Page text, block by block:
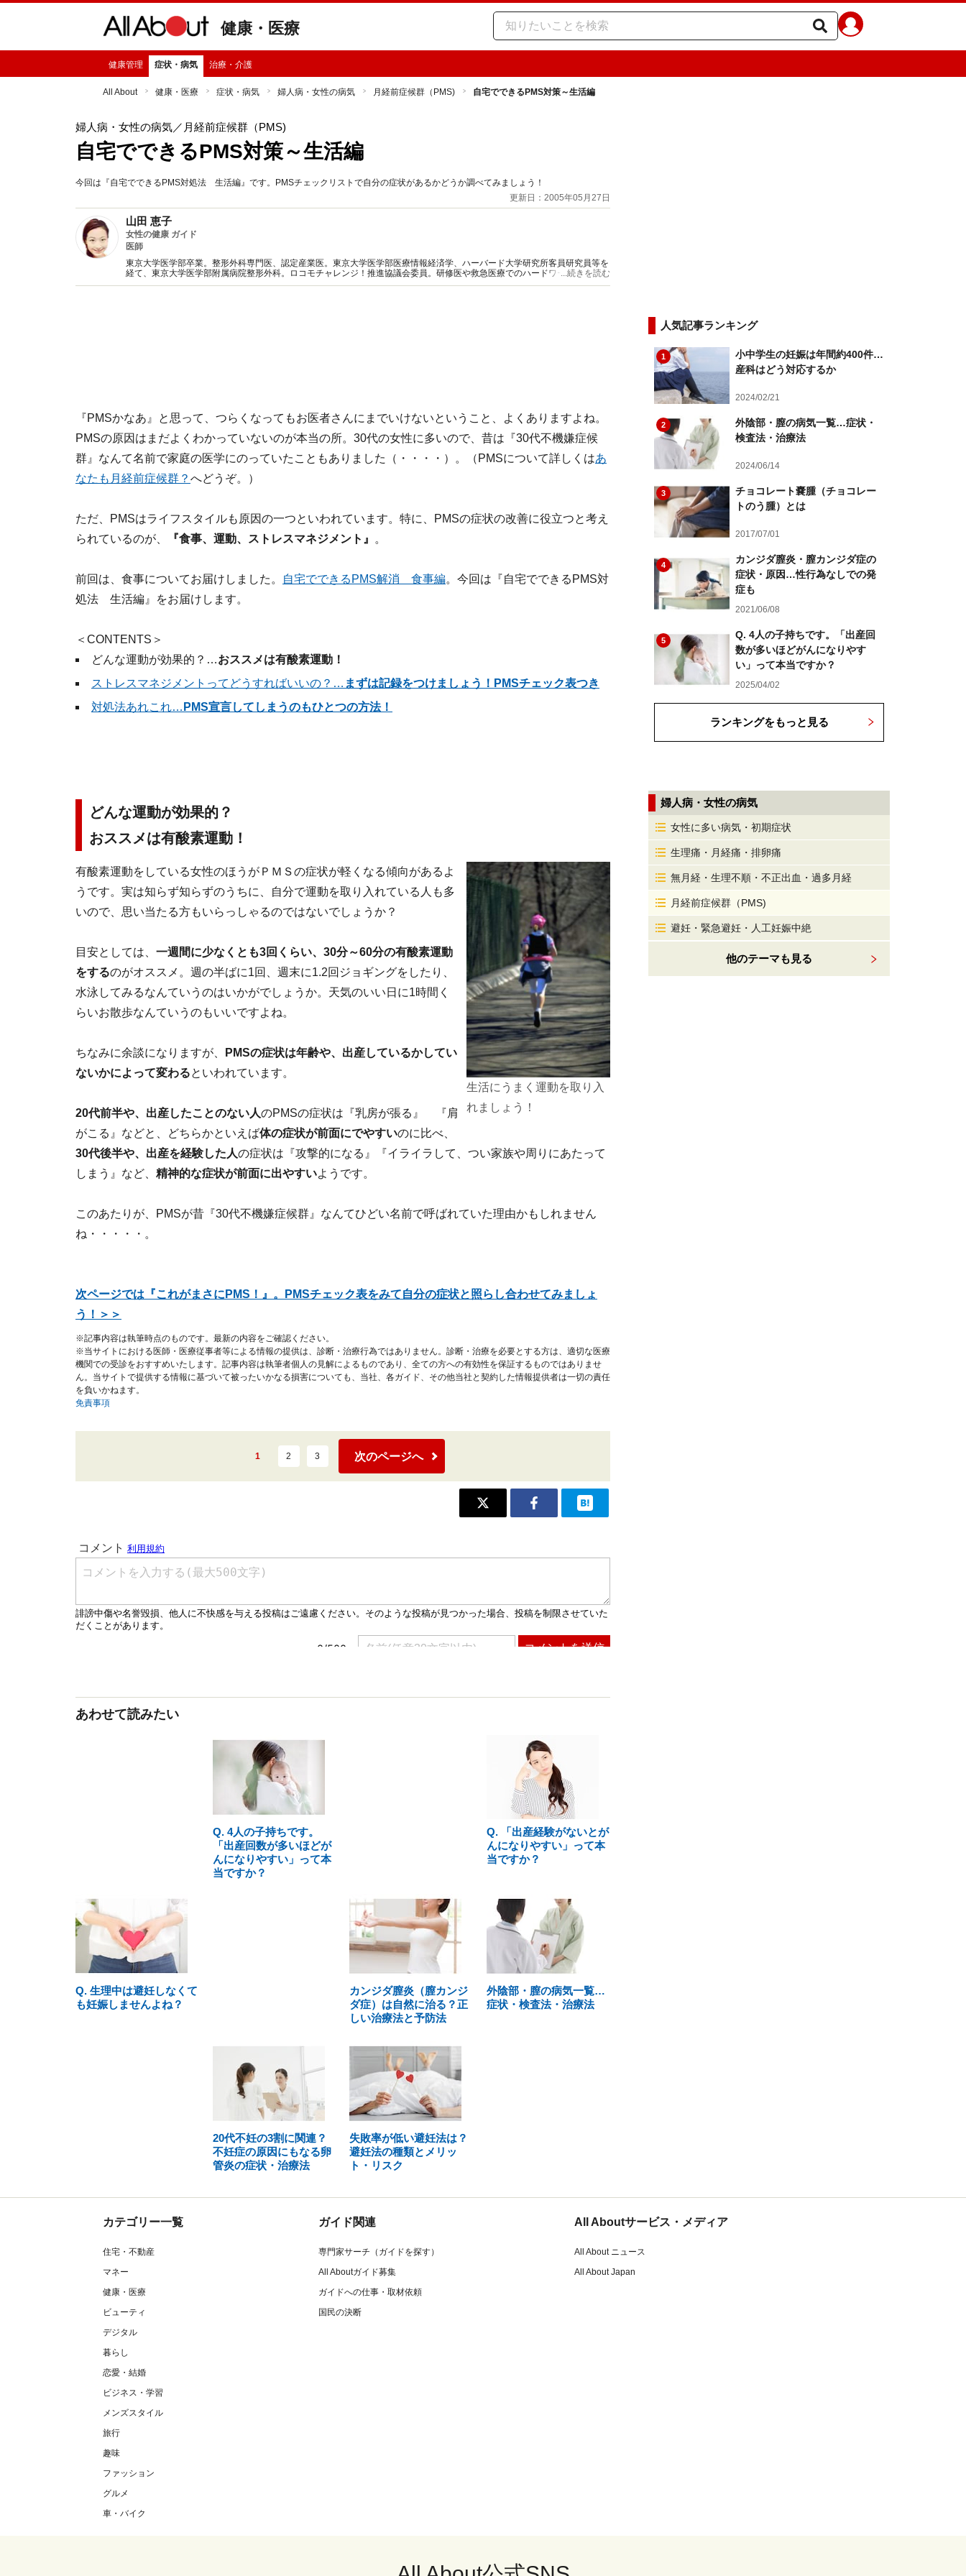
健康・医療
健康管理 症状・病気 治療・介護
All About 健康・医療 症状・病気 婦人病・女性の病気 月経前症候群（PMS) 自宅でできるPMS対策～生活編
婦人病・女性の病気／月経前症候群（PMS)
自宅でできるPMS対策～生活編
今回は『自宅でできるPMS対処法 生活編』です。PMSチェックリストで自分の症状があるかどうか調べてみましょう！
更新日：2005年05月27日
山田 恵子
女性の健康 ガイド
医師
東京大学医学部卒業。整形外科専門医、認定産業医。東京大学医学部医療情報経済学、ハーバード大学研究所客員研究員等を
経て、東京大学医学部附属病院整形外科。ロコモチャレンジ！推進協議会委員。研修医や救急医療でのハードワークで体を壊
してしまった経験を含め、現代社会で頑張る女性に役立つ健康情報をお届けします。
...続きを読む
『PMSかなあ』と思って、つらくなってもお医者さんにまでいけないということ、よくありますよね。
PMSの原因はまだよくわかっていないのが本当の所。30代の女性に多いので、昔は『30代不機嫌症候
群』なんて名前で家庭の医学にのっていたこともありました（・・・・）。（PMSについて詳しくはあ
なたも月経前症候群？ へどうぞ。）
ただ、PMSはライフスタイルも原因の一つといわれています。特に、PMSの症状の改善に役立つと考え
られているのが、
『食事、運動、ストレスマネジメント』 。
前回は、食事についてお届けしました。 自宅でできるPMS解消 食事編。今回は『自宅でできるPMS対
処法 生活編』をお届けします。
＜CONTENTS＞
どんな運動が効果的？…おススメは有酸素運動！
ストレスマネジメントってどうすればいいの？… まずは記録をつけましょう！PMSチェック表つき
対処法あれこれ… PMS宣言してしまうのもひとつの方法！
どんな運動が効果的？
おススメは有酸素運動！
生活にうまく運動を取り入
れましょう！
有酸素運動をしている女性のほうがＰＭＳの症状が軽くなる傾向があるよ
うです。実は知らず知らずのうちに、自分で運動を取り入れている人も多
いので、思い当たる方もいらっしゃるのではないでしょうか？
目安としては、 一週間に少なくとも3回くらい、30分～60分の有酸素運動
をするのがオススメ。週の半ばに1回、週末に1.2回ジョギングをしたり、
水泳してみるなんていうのはいかがでしょうか。天気のいい日に1時間く
らいお散歩なんていうのもいいですよね。
ちなみに余談になりますが、
PMSの症状は年齢や、出産しているかしてい
ないかによって変わるといわれています。
20代前半や、出産したことのない人のPMSの症状は『乳房が張る』 『肩
がこる』などと、どちらかといえば体の症状が前面にでやすいのに比べ、
30代後半や、出産を経験した人の症状は『攻撃的になる』『イライラして、つい家族や周りにあたって
しまう』など、 精神的な症状が前面に出やすいようです。
このあたりが、PMSが昔『30代不機嫌症候群』なんてひどい名前で呼ばれていた理由かもしれません
ね・・・・・。
次ページでは『これがまさにPMS！』。PMSチェック表をみて自分の症状と照らし合わせてみましょ
う！＞＞
※記事内容は執筆時点のものです。最新の内容をご確認ください。
※当サイトにおける医師・医療従事者等による情報の提供は、診断・治療行為ではありません。診断・治療を必要とする方は、適切な医療
機関での受診をおすすめいたします。記事内容は執筆者個人の見解によるものであり、全ての方への有効性を保証するものではありませ
ん。当サイトで提供する情報に基づいて被ったいかなる損害についても、当社、各ガイド、その他当社と契約した情報提供者は一切の責任
を負いかねます。
免責事項
1 2 3 次のページへ
あわせて読みたい
Q. 4人の子持ちです。
「出産回数が多いほどが
んになりやすい」って本
当ですか？
Q. 「出産経験がないとが
んになりやすい」って本
当ですか？
Q. 生理中は避妊しなくて
も妊娠しませんよね？
カンジダ膣炎（膣カンジ
ダ症）は自然に治る？正
しい治療法と予防法
外陰部・膣の病気一覧…
症状・検査法・治療法
20代不妊の3割に関連？
不妊症の原因にもなる卵
管炎の症状・治療法
失敗率が低い避妊法は？
避妊法の種類とメリッ
ト・リスク
人気記事ランキング
1
小中学生の妊娠は年間約400件…
産科はどう対応するか
2024/02/21
2
外陰部・膣の病気一覧…症状・
検査法・治療法
2024/06/14
3
チョコレート嚢腫（チョコレー
トのう腫）とは
2017/07/01
4
カンジダ膣炎・膣カンジダ症の
症状・原因…性行為なしでの発
症も
2021/06/08
5
Q. 4人の子持ちです。「出産回
数が多いほどがんになりやす
い」って本当ですか？
2025/04/02
ランキングをもっと見る
婦人病・女性の病気
女性に多い病気・初期症状
生理痛・月経痛・排卵痛
無月経・生理不順・不正出血・過多月経
月経前症候群（PMS)
避妊・緊急避妊・人工妊娠中絶
他のテーマも見る
カテゴリー一覧
住宅・不動産
マネー
健康・医療
ビューティ
デジタル
暮らし
恋愛・結婚
ビジネス・学習
メンズスタイル
旅行
趣味
ファッション
グルメ
車・バイク
ガイド関連
専門家サーチ（ガイドを探す）
All Aboutガイド募集
ガイドへの仕事・取材依頼
国民の決断
All Aboutサービス・メディア
All About ニュース
All About Japan